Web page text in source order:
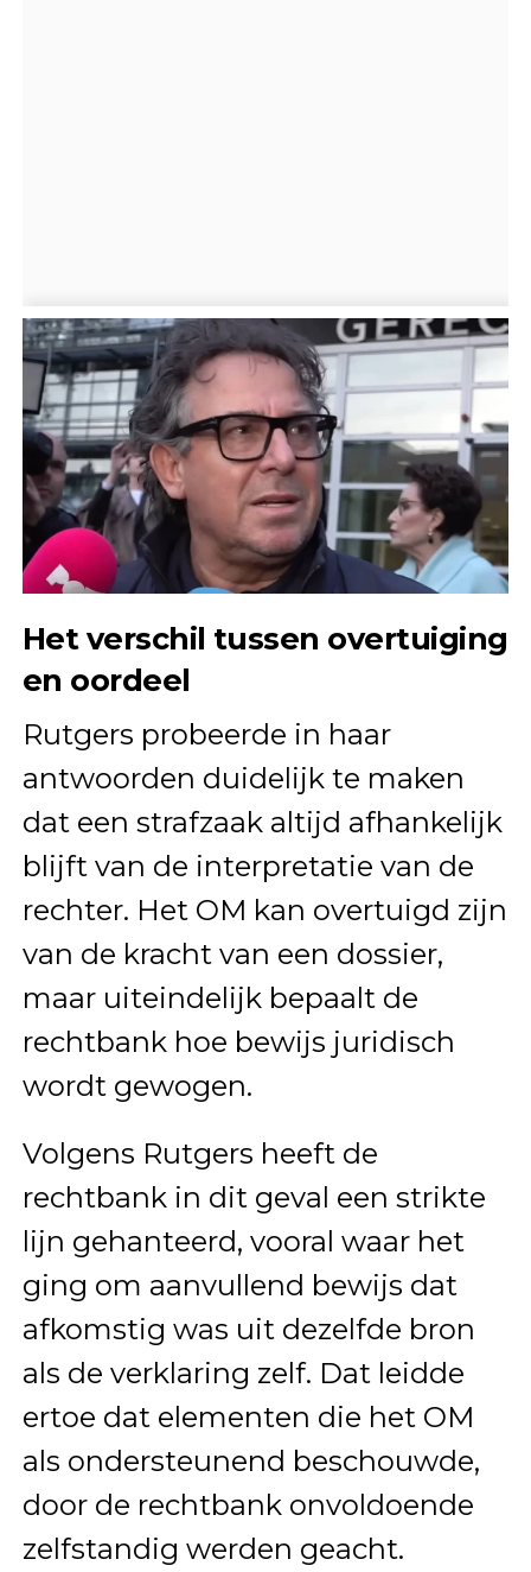
Het verschil tussen overtuiging
en oordeel
Rutgers probeerde in haar
antwoorden duidelijk te maken
dat een strafzaak altijd afhankelijk
blijft van de interpretatie van de
rechter. Het OM kan overtuigd zijn
van de kracht van een dossier,
maar uiteindelijk bepaalt de
rechtbank hoe bewijs juridisch
wordt gewogen.
Volgens Rutgers heeft de
rechtbank in dit geval een strikte
lijn gehanteerd, vooral waar het
ging om aanvullend bewijs dat
afkomstig was uit dezelfde bron
als de verklaring zelf. Dat leidde
ertoe dat elementen die het OM
als ondersteunend beschouwde,
door de rechtbank onvoldoende
zelfstandig werden geacht.